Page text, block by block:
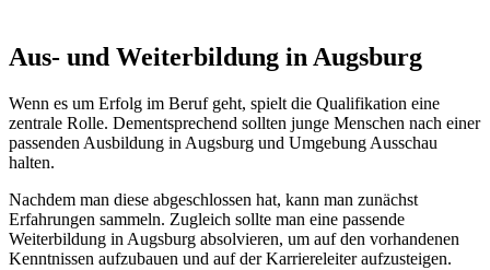
Aus- und Weiterbildung in Augsburg
Wenn es um Erfolg im Beruf geht, spielt die Qualifikation eine
zentrale Rolle. Dementsprechend sollten junge Menschen nach einer
passenden Ausbildung in Augsburg und Umgebung Ausschau
halten.
Nachdem man diese abgeschlossen hat, kann man zunächst
Erfahrungen sammeln. Zugleich sollte man eine passende
Weiterbildung in Augsburg absolvieren, um auf den vorhandenen
Kenntnissen aufzubauen und auf der Karriereleiter aufzusteigen.